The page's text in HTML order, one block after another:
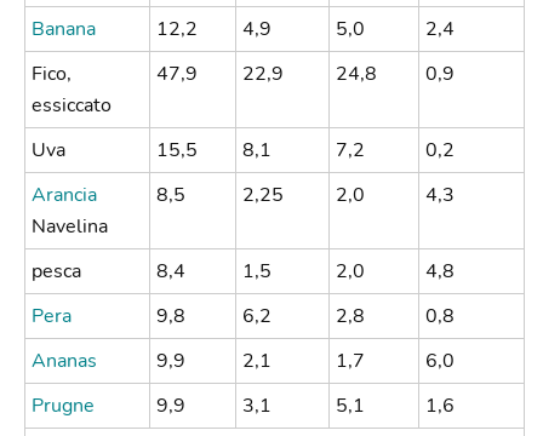
Banana
12,2 4,9 5,0
2,4
Fico,
essiccato
47,9 22,9 24,8 0,9
Uva 15,5 8,1 7,2
0,2
Arancia
Navelina
8,5 2,25 2,0 4,3
pesca 8,4 1,5 2,0
4,8
Pera
9,8 6,2 2,8
0,8
Ananas
9,9 2,1 1,7
6,0
Prugne
9,9 3,1 5,1
1,6